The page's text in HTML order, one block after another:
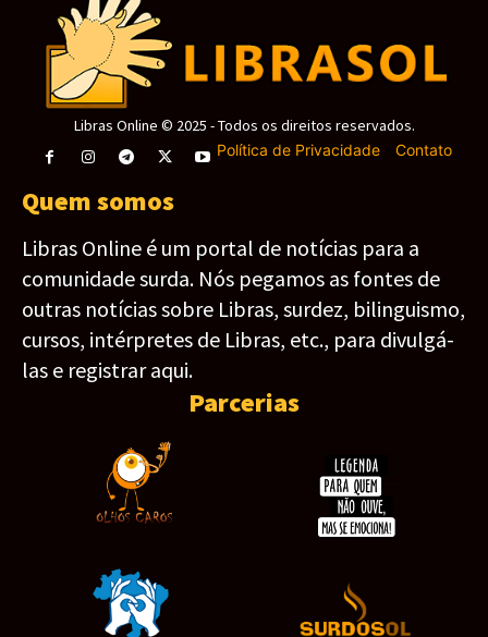
Libras Online © 2025 - Todos os direitos reservados.
Política de Privacidade- Contato
Quem somos
Libras Online é um portal de notícias para a
comunidade surda. Nós pegamos as fontes de
outras notícias sobre Libras, surdez, bilinguismo,
cursos, intérpretes de Libras, etc., para divulgá-
las e registrar aqui.
Parcerias